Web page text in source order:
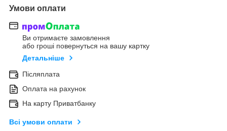
Умови оплати
Ви отримаєте замовлення
або гроші повернуться на вашу картку
Детальніше
Післяплата
Оплата на рахунок
На карту Приватбанку
Всі умови оплати